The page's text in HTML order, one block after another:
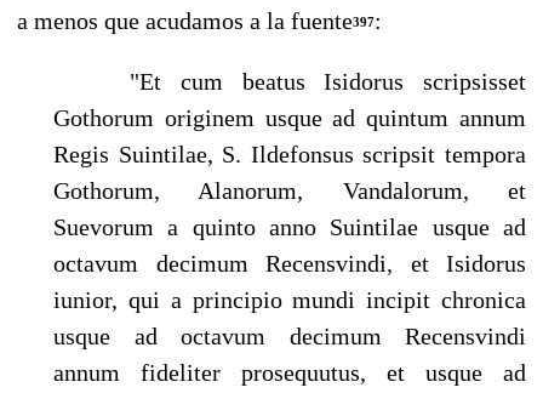
a menos que acudamos a la fuente397:
"Et cum beatus Isidorus scripsisset
Gothorum originem usque ad quintum annum
Regis Suintilae, S. Ildefonsus scripsit tempora
Gothorum, Alanorum, Vandalorum, et
Suevorum a quinto anno Suintilae usque ad
octavum decimum Recensvindi, et Isidorus
iunior, qui a principio mundi incipit chronica
usque ad octavum decimum Recensvindi
annum fideliter prosequutus, et us­que ad